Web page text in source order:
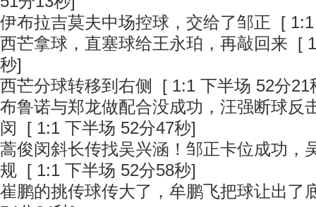
伊布拉吉莫夫中场控球，交给了邹正 [
西芒拿球，直塞球给王永珀，再敲回来 [
秒]
西芒分球转移到右侧
[ 1:1 下半场 52分21
布鲁诺与郑龙做配合没成功，汪强断球反
闵 [ 1:1 下半场 52分47秒]
蒿俊闵斜长传找吴兴涵！邹正卡位成功，
规 [ 1:1 下半场 52分58秒]
崔鹏的挑传球传大了，牟鹏飞把球让出了